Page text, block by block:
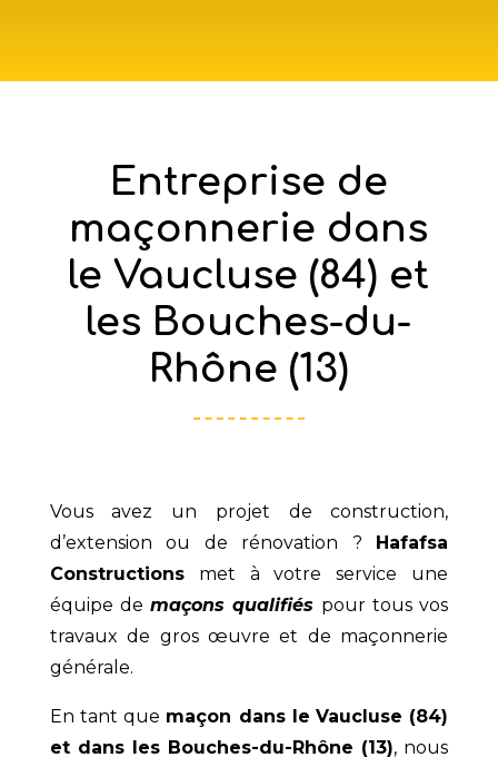
Entreprise de
maçonnerie dans
le Vaucluse (84) et
les Bouches-du-
Rhône (13)
Vous avez un projet de construction,
d’extension ou de rénovation ?
Hafafsa
Constructionsmet à votre service une
équipe demaçons qualifiés pour tous vos
travaux de gros œuvre et de maçonnerie
générale.
En tant que maçon dans le Vaucluse (84)
et dans les Bouches-du-Rhône (13), nous